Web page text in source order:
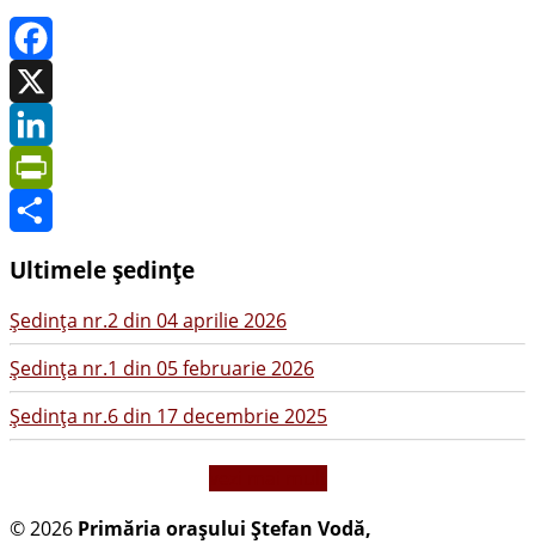
Facebook
X
LinkedIn
PrintFriendly
Ultimele ședințe
Şedinţa nr.2 din 04 aprilie 2026
Şedinţa nr.1 din 05 februarie 2026
Şedinţa nr.6 din 17 decembrie 2025
© 2026 Primăria oraşului Ştefan Vodă,